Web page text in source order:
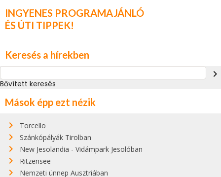
INGYENES PROGRAMAJÁNLÓ
ÉS ÚTI TIPPEK!
Keresés a hírekben
navigate_next
Bővített keresés
Mások épp ezt nézik
Torcello
Szánkópályák Tirolban
New Jesolandia - Vidámpark Jesolóban
Ritzensee
Nemzeti ünnep Ausztriában